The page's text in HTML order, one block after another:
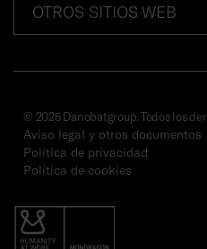
OTROS SITIOS WEB
© 2025 Danobatgroup. Todos los
Aviso legal y otros documentos
Política de privacidad
Política de cookies